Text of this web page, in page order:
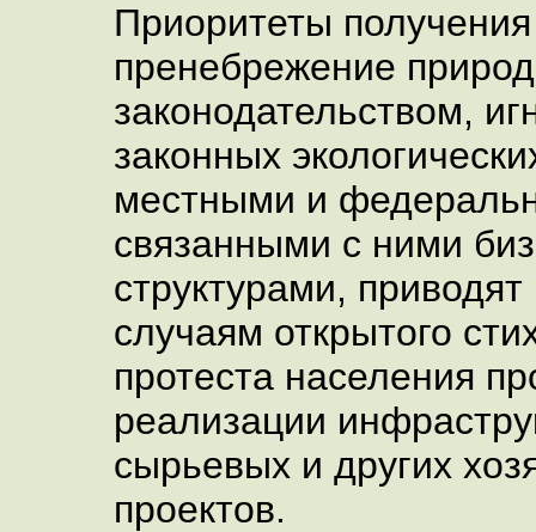
Приоритеты
пренебрежение
законодательством,
законных
местными и
связанными с ними
структурами,
случаям открытого
протеста населения
реализации
сырьевых и других
проектов.